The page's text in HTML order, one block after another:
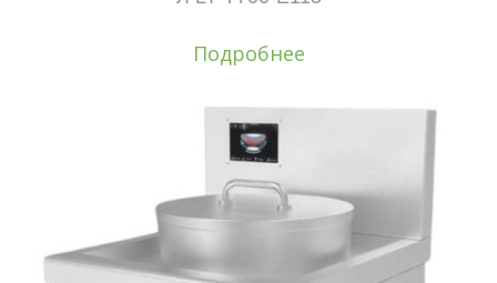
Подробнее